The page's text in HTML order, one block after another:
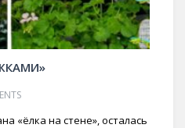
«ёлка на стене», осталась